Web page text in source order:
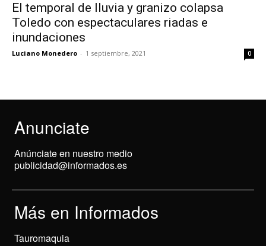
El temporal de lluvia y granizo colapsa
Toledo con espectaculares riadas e
inundaciones
Luciano Monedero - 1 septiembre, 2021 0
Anunciate
Anúnciate en nuestro medio
publicidad@informados.es
Más en Informados
Tauromaquia